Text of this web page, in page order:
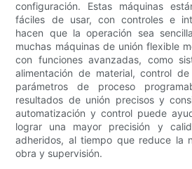
configuración. Estas máquinas
fáciles de usar, con controles e
hacen que la operación sea
muchas máquinas de unión flexible
con funciones avanzadas, como
alimentación de material, control
parámetros de proceso
resultados de unión precisos y
automatización y control puede
lograr una mayor precisión y
adheridos, al tiempo que reduce la
obra y supervisión.